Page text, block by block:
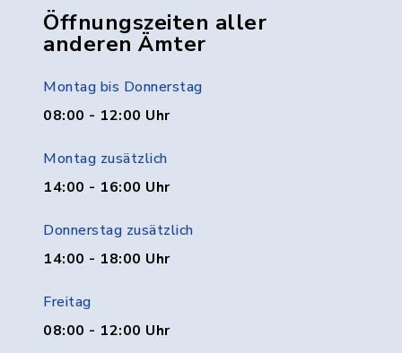
Öffnungszeiten aller
anderen Ämter
Montag bis Donnerstag
08:00 - 12:00 Uhr
Montag zusätzlich
14:00 - 16:00 Uhr
Donnerstag zusätzlich
14:00 - 18:00 Uhr
Freitag
08:00 - 12:00 Uhr